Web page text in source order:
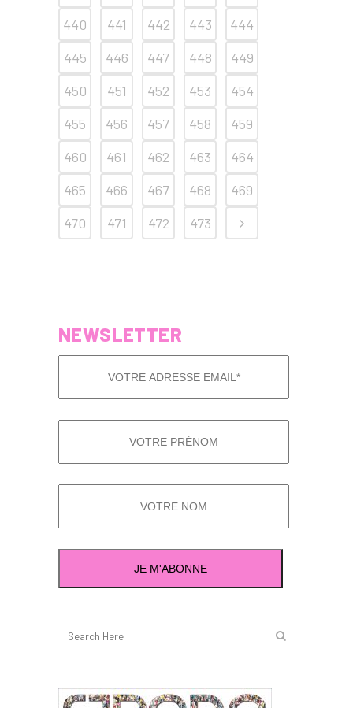
440
441 442 443
444
445
446 447 448
449
450
451 452 453
454
455
456 457 458
459
460
461 462 463
464
465
466 467 468
469
470
471 472 473
NEWSLETTER